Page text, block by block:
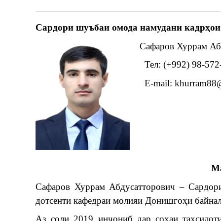
Сардори шуъбаи омода намудани
Сафаров Хуррам
Тел: (+992) 98-
E-mail:
Сафаров Хуррам Абдусатторович –
дотсенти кафедраи молияи Донишгоҳи
Аз соли 2019 инҷониб дар соҳаи